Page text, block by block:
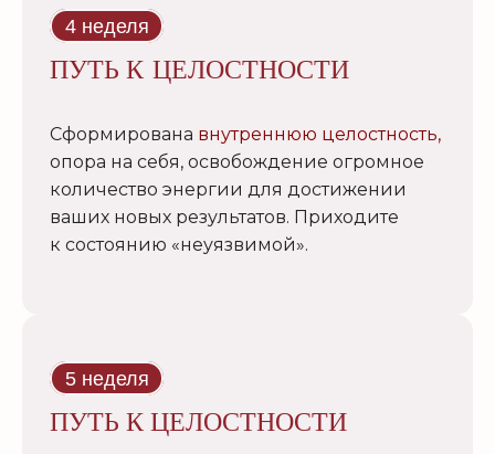
4 неделя
ПУТЬ К ЦЕЛОСТНОСТИ
Сформирована внутреннюю целостность,
опора на себя, освобождение огромное
количество энергии для достижении
ваших новых результатов. Приходите
к состоянию «неуязвимой».
5 неделя
ПУТЬ К ЦЕЛОСТНОСТИ